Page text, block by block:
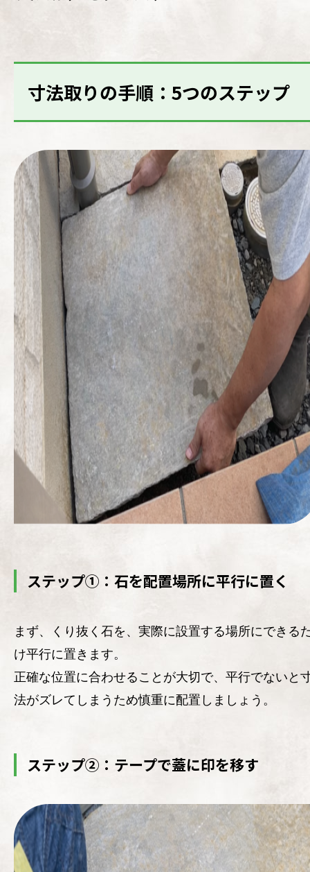
寸法取りの手順：5つのステップ
ステップ①：石を配置場所に平行に置く
まず、くり抜く石を、実際に設置する場所にできる
け平行に置きます。
正確な位置に合わせることが大切で、平行でないと
法がズレてしまうため慎重に配置しましょう。
ステップ②：テープで蓋に印を移す